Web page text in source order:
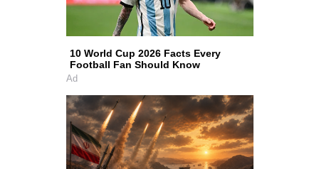
10 World Cup 2026 Facts Every
Football Fan Should Know
Ad